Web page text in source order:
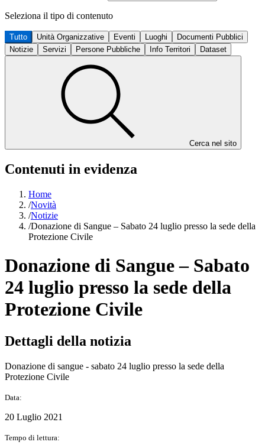
Seleziona il tipo di contenuto
Tutto Unità Organizzative Eventi Luoghi
Documenti Pubblici
Notizie
Servizi Persone Pubbliche Info Territori Dataset
Cerca nel sito
Contenuti in evidenza
Home
/Novità
/Notizie
/Donazione di Sangue – Sabato 24 luglio presso la sede della
Protezione Civile
Donazione di Sangue – Sabato
24 luglio presso la sede della
Protezione Civile
Dettagli della notizia
Donazione di sangue - sabato 24 luglio presso la sede della
Protezione Civile
Data:
20 Luglio 2021
Tempo di lettura: